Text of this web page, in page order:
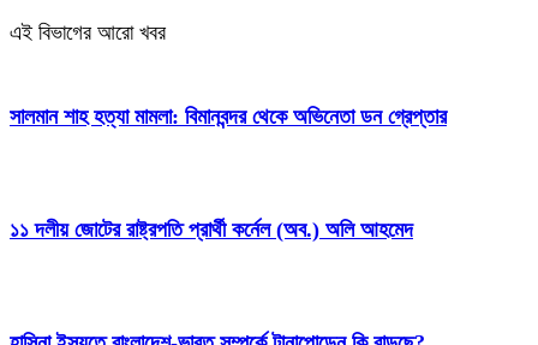
এই বিভাগের আরো খবর
সালমান শাহ হত্যা মামলা: বিমানবন্দর থেকে অভিনেতা ডন গ্রেপ্তার
১১ দলীয় জোটের রাষ্ট্রপতি প্রার্থী কর্নেল (অব.) অলি আহমেদ